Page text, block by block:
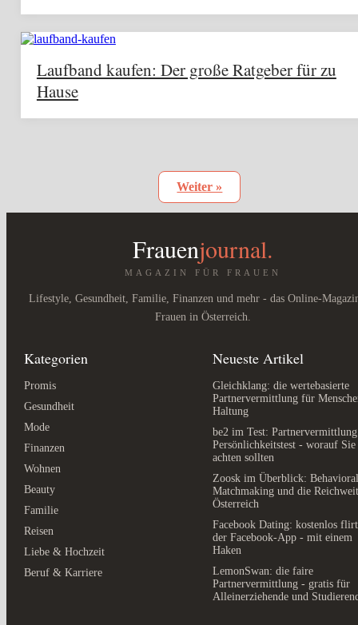
Laufband kaufen: Der große Ratgeber für zu
Hause
Weiter »
Frauenjournal.
MAGAZIN FÜR FRAUEN
Lifestyle, Gesundheit, Familie, Finanzen und mehr - das Online-
Frauen in Österreich.
Kategorien
Promis
Gesundheit
Mode
Finanzen
Wohnen
Beauty
Familie
Reisen
Liebe & Hochzeit
Beruf & Karriere
Neueste Artikel
Gleichklang: die wertebasierte
Partnervermittlung für
Haltung
be2 im Test:
Persönlichkeitstest - worauf Sie
achten sollten
Zoosk im Überblick:
Matchmaking und die
Österreich
Facebook Dating: kostenlos
der Facebook-App - mit einem
Haken
LemonSwan: die faire
Partnervermittlung - gratis für
Alleinerziehende und